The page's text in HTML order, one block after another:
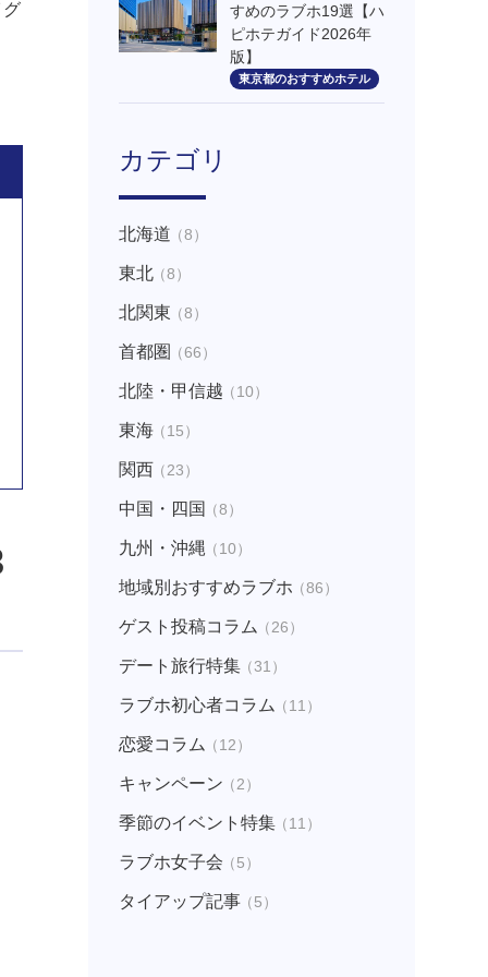
グ
すめのラブホ19選【ハ
ピホテガイド2026年
版】
東京都のおすすめホテル
カテゴリ
北海道（8）
東北（8）
北関東（8）
首都圏 （66）
北陸・甲信越（10）
東海（15）
関西（23）
中国・四国 （8）
九州・沖縄（10）
地域別おすすめラブホ（86）
ゲスト投稿コラム（26）
デート旅行特集（31）
ラブホ初心者コラム（11）
恋愛コラム（12）
キャンペーン（2）
季節のイベント特集（11）
ラブホ女子会（5）
タイアップ記事（5）